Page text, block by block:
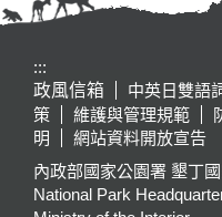
:::
政風信箱
中英日雙語
策
維護與管理規範
明
網站資料開放宣告
內政部國家公園署 墾丁
National Park